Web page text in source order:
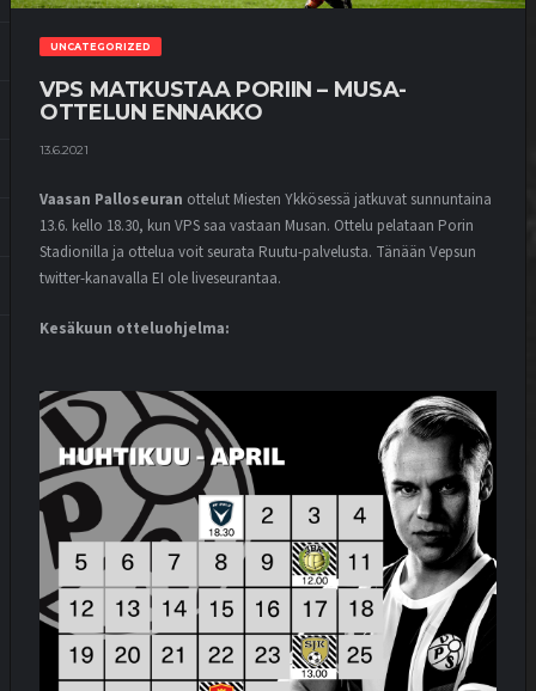
UNCATEGORIZED
VPS MATKUSTAA PORIIN – MUSA-
OTTELUN ENNAKKO
13.6.2021
Vaasan Palloseuran ottelut Miesten Ykkösessä jatkuvat sunnuntaina
13.6. kello 18.30, kun VPS saa vastaan Musan. Ottelu pelataan Porin
Stadionilla ja ottelua voit seurata Ruutu-palvelusta. Tänään Vepsun
twitter-kanavalla EI ole liveseurantaa.
Kesäkuun otteluohjelma: